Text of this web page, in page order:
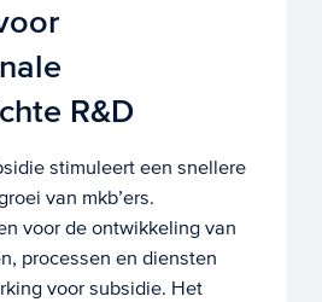
R&D
stimuleert een snellere
van mkb’ers.
voor de ontwikkeling van
processen en diensten
voor subsidie. Het